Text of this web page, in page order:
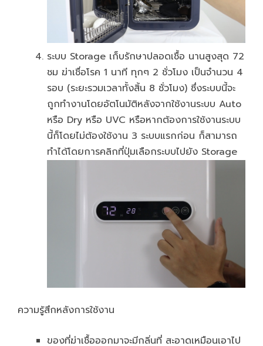
ระบบ Storage เก็บรักษาปลอดเชื้อ นานสูงสุด 72
ชม ฆ่าเชื่อโรค 1 นาที ทุกๆ 2 ชั่วโมง เป็นจำนวน 4
รอบ (ระยะรวมเวลาทั้งสิ้น 8 ชั่วโมง) ซึ่งระบบนี้จะ
ถูกทำงานโดยอัตโนมัติหลังจากใช้งานระบบ Auto
หรือ Dry หรือ UVC หรือหากต้องการใช้งานระบบ
นี้ก็โดยไม่ต้องใช้งาน 3 ระบบแรกก่อน ก็สามารถ
ทำได้โดยการคลิกที่ปุ่มเลือกระบบไปยัง Storage
ความรู้สึกหลังการใช้งาน
ของที่ฆ่าเชื้อออกมาจะมีกลิ่นที่ สะอาดเหมือนเอาไป